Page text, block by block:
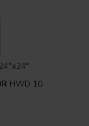
HWD 10